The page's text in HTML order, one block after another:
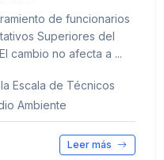
de funcionarios
Superiores del
cambio no afecta a ...
Escala de Técnicos
Ambiente
Leer más